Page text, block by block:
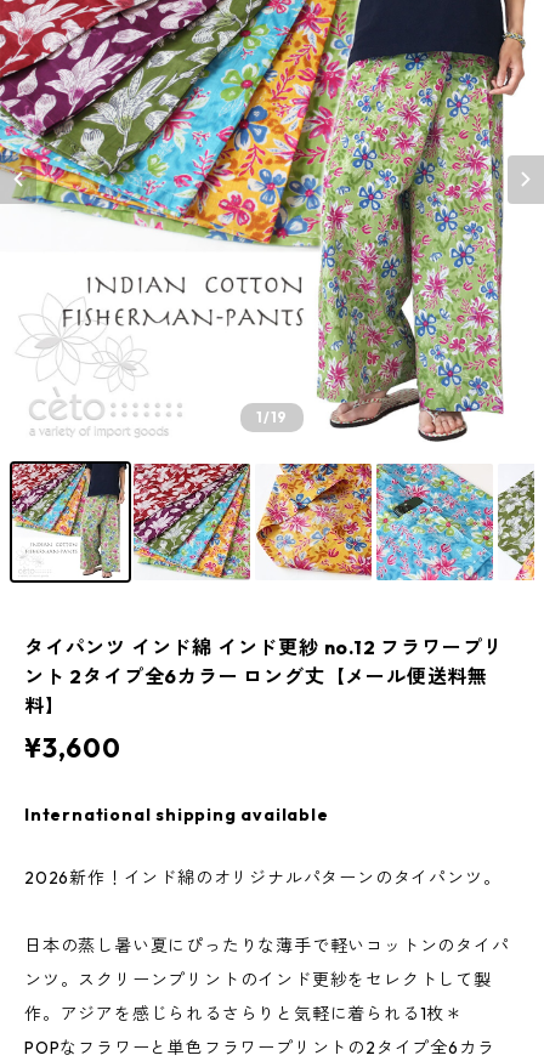
1 /19
タイパンツ インド綿 インド更紗 no.12 フラワープリ
ント 2タイプ全6カラー ロング丈【メール便送料無
料】
¥3,600
International shipping available
2026新作！インド綿のオリジナルパターンのタイパンツ。
日本の蒸し暑い夏にぴったりな薄手で軽いコットンのタイパ
ンツ。スクリーンプリントのインド更紗をセレクトして製
作。アジアを感じられるさらりと気軽に着られる1枚＊
POPなフラワーと単色フラワープリントの2タイプ全6カラ